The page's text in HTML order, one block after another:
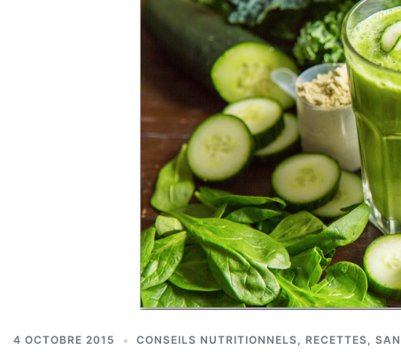
4 OCTOBRE 2015 CONSEILS NUTRITIONNELS, RECETTES,